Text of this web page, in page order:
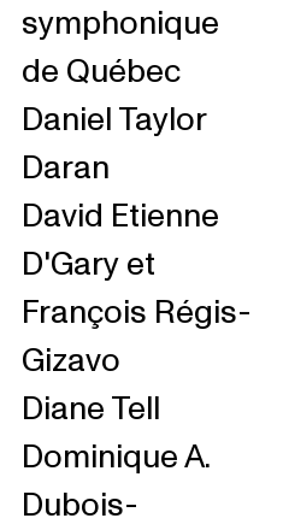
symphonique
de Québec
Daniel Taylor
Daran
David Etienne
D'Gary et
François Régis-
Gizavo
Diane Tell
Dominique A.
Dubois-